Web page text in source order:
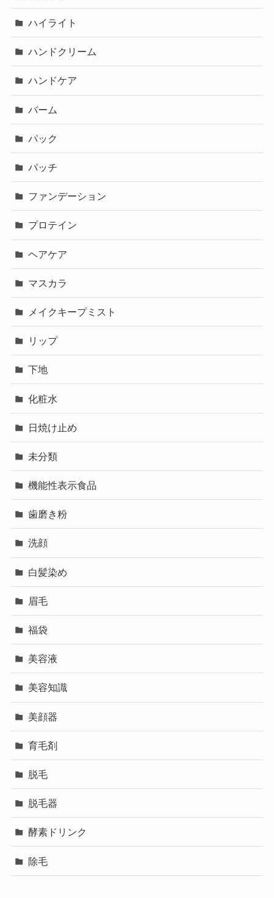
ハイライト
ハンドクリーム
ハンドケア
バーム
パック
パッチ
ファンデーション
プロテイン
ヘアケア
マスカラ
メイクキープミスト
リップ
下地
化粧水
日焼け止め
未分類
機能性表示食品
歯磨き粉
洗顔
白髪染め
眉毛
福袋
美容液
美容知識
美顔器
育毛剤
脱毛
脱毛器
酵素ドリンク
除毛